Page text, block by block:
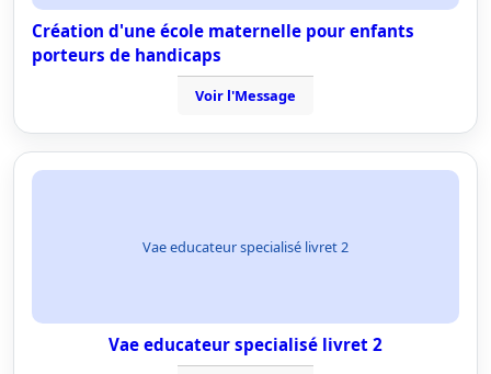
Création d'une école maternelle pour enfants
porteurs de handicaps
Voir l'Message
Vae educateur specialisé livret 2
Vae educateur specialisé livret 2